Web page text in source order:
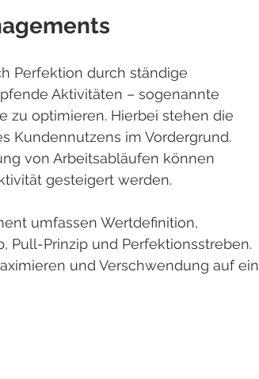
Perfektion durch ständige
Aktivitäten – sogenannte
zu optimieren. Hierbei stehen die
Kundennutzens im Vordergrund.
von Arbeitsabläufen können
gesteigert werden.
umfassen Wertdefinition,
Pull-Prinzip und Perfektionsstreben.
und Verschwendung auf ein